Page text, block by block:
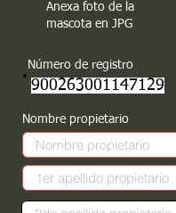
Anexa foto de la
mascota en JPG
Número de registro
900263001147129
Nombre propietario